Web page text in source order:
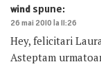
wind spune:
26 mai 2010 la 11:26
Hey, felicitari
Asteptam